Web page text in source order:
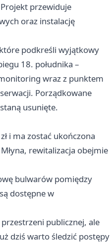
przewiduje
oraz instalację
podkreśli wyjątkowy
18. południka –
wraz z punktem
Porządkowane
usunięte.
i ma zostać ukończona
rewitalizacja obejmie
bulwarów pomiędzy
dostępne w
publicznej, ale
dziś warto śledzić postępy